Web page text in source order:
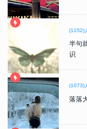
(1152)
半句
识
(1073)
落落